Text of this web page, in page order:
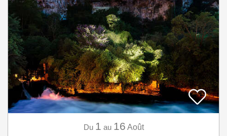
Du 1 au 16 Août